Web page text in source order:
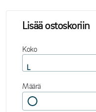
Lisää ostoskoriin
Koko
L
Määrä